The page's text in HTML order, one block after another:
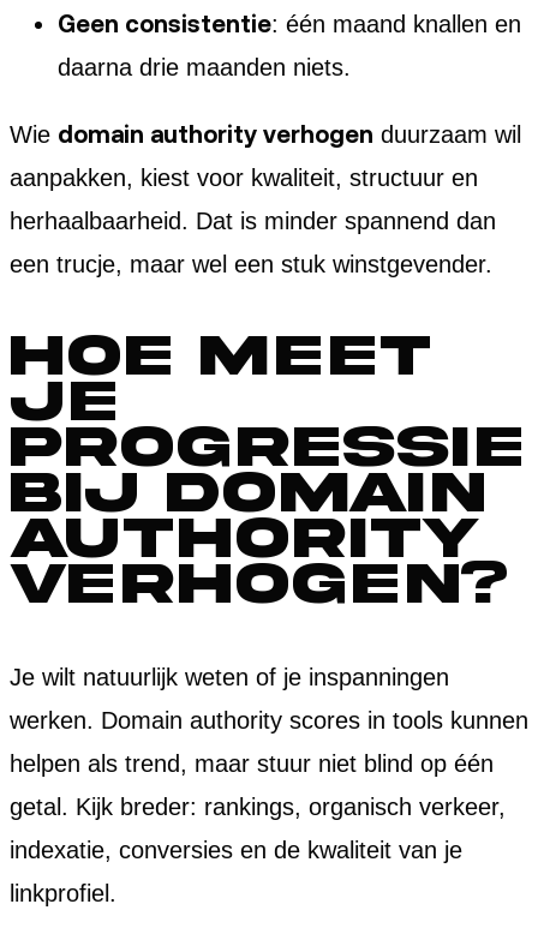
Geen consistentie: één maand knallen en
daarna drie maanden niets.
Wie domain authority verhogen duurzaam wil
aanpakken, kiest voor kwaliteit, structuur en
herhaalbaarheid. Dat is minder spannend dan
een trucje, maar wel een stuk winstgevender.
Hoe meet
je
progressie
bij domain
authority
verhogen?
Je wilt natuurlijk weten of je inspanningen
werken. Domain authority scores in tools kunnen
helpen als trend, maar stuur niet blind op één
getal. Kijk breder: rankings, organisch verkeer,
indexatie, conversies en de kwaliteit van je
linkprofiel.